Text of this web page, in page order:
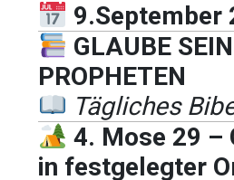
9.September
GLAUBE
PROPHETEN
Tägliches
4. Mose 29 –
in festgelegter